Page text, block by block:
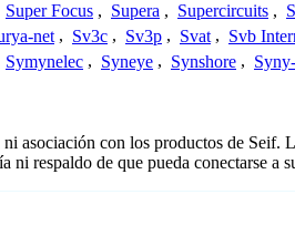
Super Focus , Supera , Supercircuits ,
net , Sv3c , Sv3p , Svat , Svb
Symynelec , Syneye , Synshore ,
asociación con los productos de Seif.
ni respaldo de que pueda conectarse a